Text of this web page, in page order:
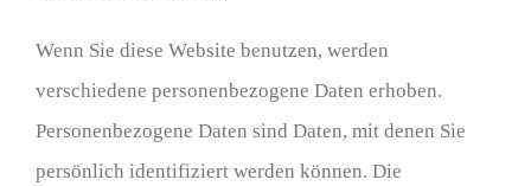
Wenn Sie diese Website benutzen, werden
verschiedene personenbezogene Daten erhoben.
Personenbezogene Daten sind Daten, mit denen Sie
persönlich identifiziert werden können. Die